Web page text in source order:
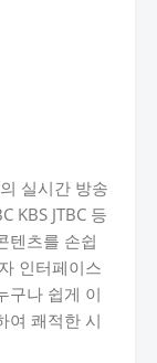
실시간 방송
KBS JTBC 등
텐츠를 손쉽
인터페이스
구나 쉽게 이
여 쾌적한 시